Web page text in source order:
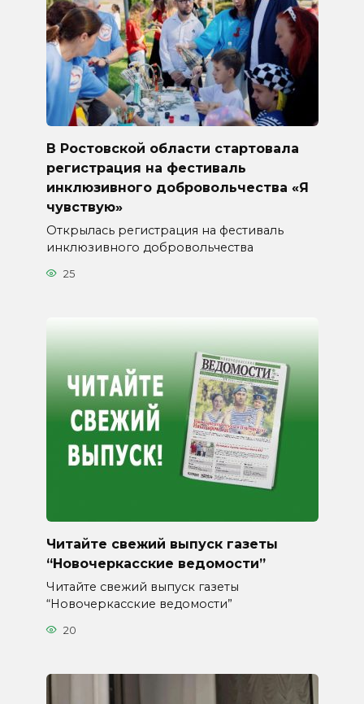
В Ростовской области стартовала
регистрация на фестиваль
инклюзивного добровольчества «Я
чувствую»
Открылась регистрация на фестиваль
инклюзивного добровольчества
25
Читайте свежий выпуск газеты
“Новочеркасские ведомости”
Читайте свежий выпуск газеты
“Новочеркасские ведомости”
20